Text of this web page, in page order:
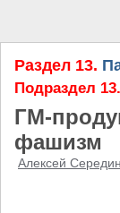
Раздел 13.
Подраздел
ГМ-
фашизм
Алексей Середин